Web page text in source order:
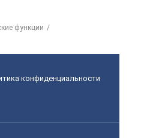
функции
конфиденциальности